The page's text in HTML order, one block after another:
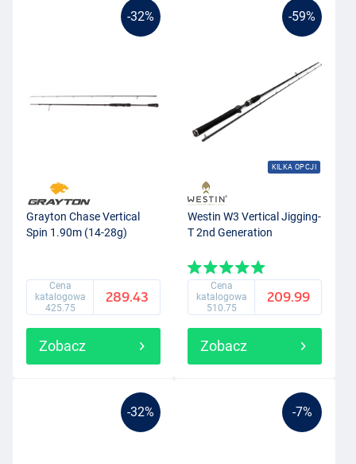
-32%
Grayton Chase Vertical
Spin 1.90m (14-28g)
Cena
katalogowa
425.75
289.43
Zobacz
-59%
KILKA OPCJI
Westin W3 Vertical Jigging-
T 2nd Generation
Cena
katalogowa
510.75
209.99
Zobacz
-32% -7%